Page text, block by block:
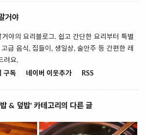
거야
거야의 요리블로그. 쉽고 간단한 요리부터 특별
급 음식, 집들이, 생일상, 술안주 등 간편한 레
려요.
구독
네이버 이웃추가 RSS
& 덮밥' 카테고리의 다른 글